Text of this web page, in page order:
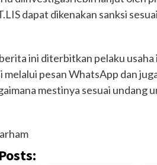
dapat dikenakan sanksi
ini diterbitkan pelaku
melalui pesan WhatsApp dan
mestinya sesuai undang